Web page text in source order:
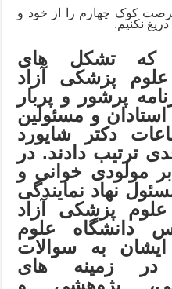
کوک چهارم را از خود و
نکنیم.
که تشکل های
پزشکی آزاد
پرشور و پربار
و مسئولین
دکتر شایورد
ترتیب دادند. در
بر مولودی خوانی و
نهاد نمایندگی
علوم پزشکی آزاد
دانشگاه علوم
به سوالات
در زمینه های
پژوهشی و